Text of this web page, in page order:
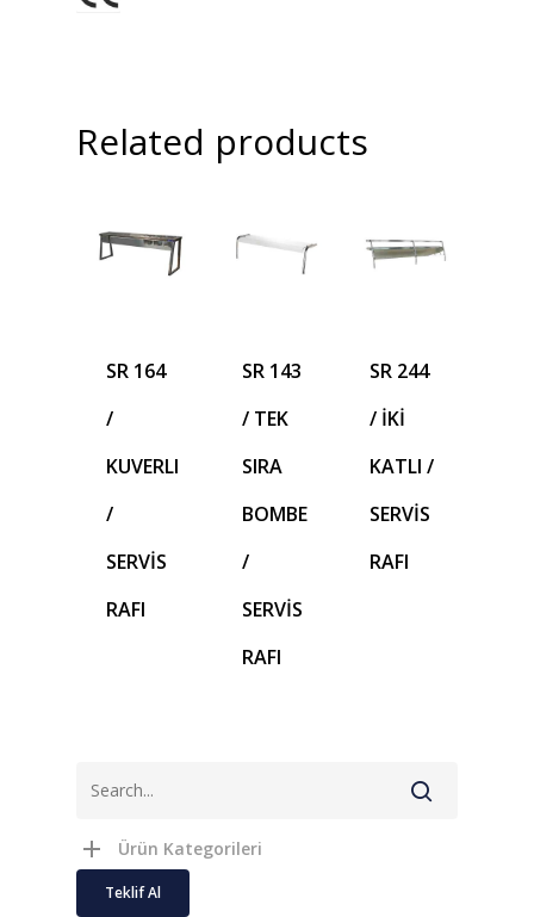
Related products
SR 164
/
KUVERLI
/
SERVİS
RAFI
SR 143
/ TEK
SIRA
BOMBE
/
SERVİS
RAFI
SR 244
/ İKİ
KATLI /
SERVİS
RAFI
Ürün Kategorileri
Teklif Al